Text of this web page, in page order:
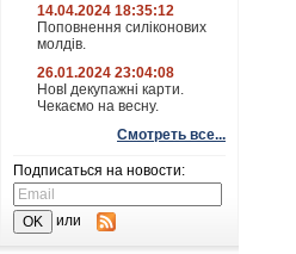
14.04.2024 18:35:12
Поповнення силіконових
молдів.
26.01.2024 23:04:08
НовІ декупажні карти.
Чекаємо на весну.
Смотреть все...
Подписаться на новости:
или